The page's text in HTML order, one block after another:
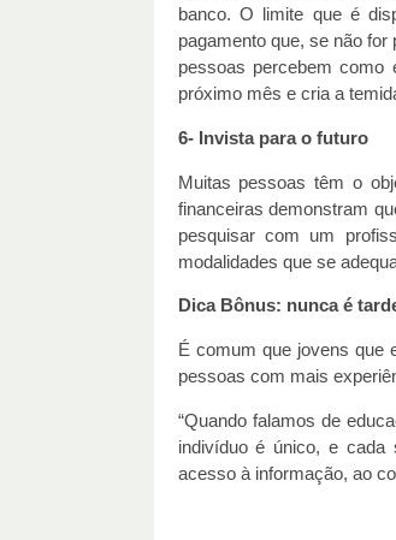
banco. O limite que é
pagamento que, se não for
pessoas percebem
próximo mês e cria a
6- Invista para o futuro
Muitas pessoas têm o
financeiras demonstram
pesquisar com um
modalidades que se
Dica Bônus: nunca é
É comum que jovens que
pessoas com mais
“Quando falamos de
indivíduo é único, e cada
acesso à informação, ao